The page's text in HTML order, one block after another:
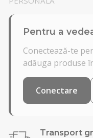
Pentru a
Conectează-te
adăuga produse
Conectare
Transport